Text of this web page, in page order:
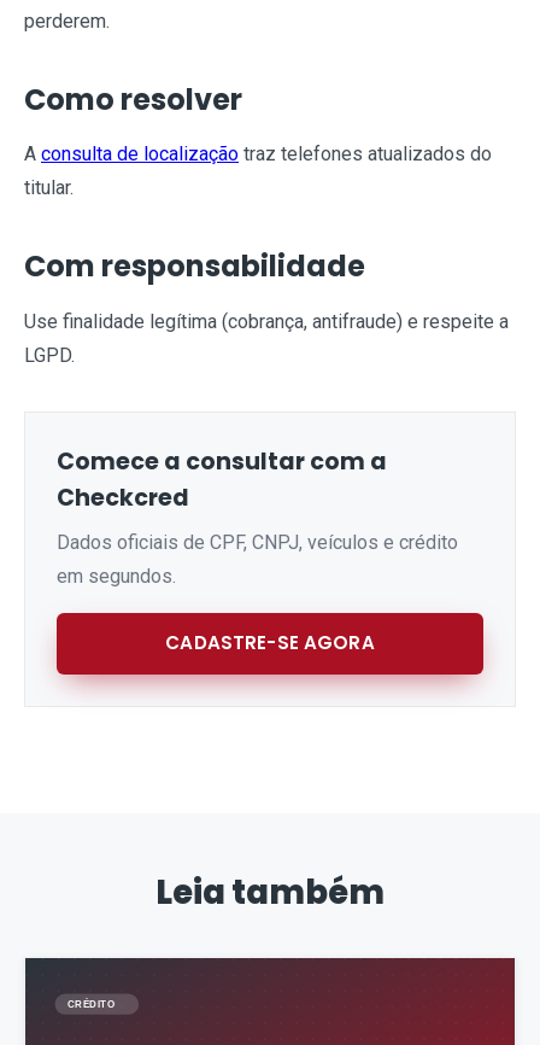
perderem.
Como resolver
A consulta de localização traz telefones atualizados do
titular.
Com responsabilidade
Use finalidade legítima (cobrança, antifraude) e respeite a
LGPD.
Comece a consultar com a
Checkcred
Dados oficiais de CPF, CNPJ, veículos e crédito
em segundos.
CADASTRE-SE AGORA
Leia também